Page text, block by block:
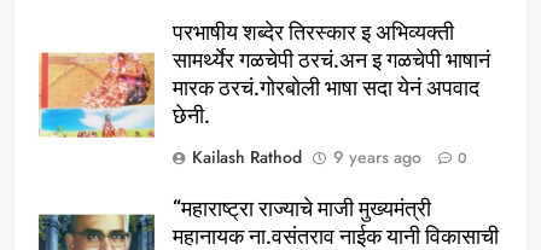
परभाषीय शब्देर तिरस्कार इ अभिव्यक्ती
सामर्थ्येर गळचेपी ठरचं.अन इ गळचेपी भाषानं
मारक ठरचं.गोरबोली भाषा सदा येनं अपवाद
छेनी.
Kailash Rathod
9 years ago 0
“महाराष्ट्रा राज्याचे माजी मुख्यमंत्री
महानायक ना.वसंतराव नाईक यानी विकासाची